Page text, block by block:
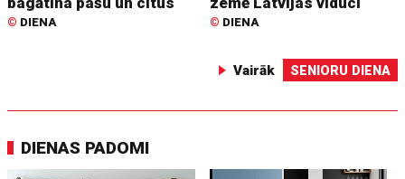
© DIENA © DIENA
Vairāk SENIORU DIENA
DIENAS PADOMI